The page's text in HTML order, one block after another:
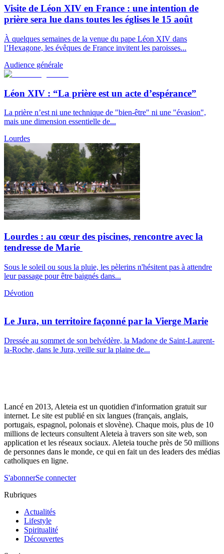
Visite de Léon XIV en France : une intention de
prière sera lue dans toutes les églises le 15 août
À quelques semaines de la venue du pape Léon XIV dans
l’Hexagone, les évêques de France invitent les paroisses...
Audience générale
Léon XIV : “La prière est un acte d’espérance”
La prière n’est ni une technique de "bien-être" ni une "évasion",
mais une dimension essentielle de...
Lourdes
Lourdes : au cœur des piscines, rencontre avec la
tendresse de Marie
Sous le soleil ou sous la pluie, les pèlerins n'hésitent pas à attendre
leur passage pour être baignés dans...
Dévotion
Le Jura, un territoire façonné par la Vierge Marie
Dressée au sommet de son belvédère, la Madone de Saint-Laurent-
la-Roche, dans le Jura, veille sur la plaine de...
Lancé en 2013, Aleteia est un quotidien d'information gratuit sur
internet. Le site est publié en six langues (français, anglais,
portugais, espagnol, polonais et slovène). Chaque mois, plus de 10
millions de lecteurs consultent Aleteia à travers son site web, son
application et les réseaux sociaux. Aleteia touche près de 50 millions
de personnes dans le monde, ce qui en fait un des leaders des médias
catholiques en ligne.
S'abonnerSe connecter
Rubriques
Actualités
Lifestyle
Spiritualité
Découvertes